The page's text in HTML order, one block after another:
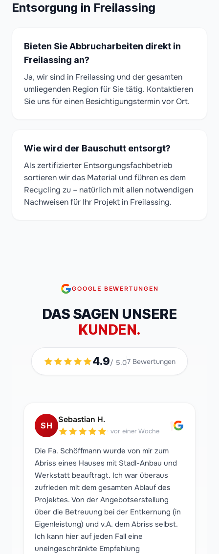
Entsorgung in Freilassing
Bieten Sie Abbrucharbeiten direkt in
Freilassing an?
Ja, wir sind in Freilassing und der gesamten
umliegenden Region für Sie tätig. Kontaktieren
Sie uns für einen Besichtigungstermin vor Ort.
Wie wird der Bauschutt entsorgt?
Als zertifizierter Entsorgungsfachbetrieb
sortieren wir das Material und führen es dem
Recycling zu – natürlich mit allen notwendigen
Nachweisen für Ihr Projekt in Freilassing.
GOOGLE BEWERTUNGEN
DAS SAGEN UNSERE
KUNDEN.
4.9/ 5.07 Bewertungen
"
SH
Sebastian H.
· vor einer Woche
Die Fa. Schöffmann wurde von mir zum
Abriss eines Hauses mit Stadl-Anbau und
Werkstatt beauftragt. Ich war überaus
zufrieden mit dem gesamten Ablauf des
Projektes. Von der Angebotserstellung
über die Betreuung bei der Entkernung (in
Eigenleistung) und v.A. dem Abriss selbst.
Ich kann hier auf jeden Fall eine
uneingeschränkte Empfehlung